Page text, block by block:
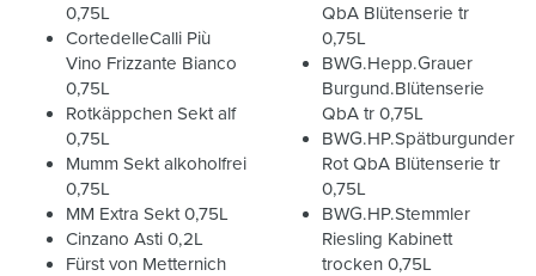
0,75L
CortedelleCalli Più
Vino Frizzante Bianco
0,75L
Rotkäppchen Sekt alf
0,75L
Mumm Sekt alkoholfrei
0,75L
MM Extra Sekt 0,75L
Cinzano Asti 0,2L
Fürst von Metternich
QbA Blütenserie tr
0,75L
BWG.Hepp.Grauer
Burgund.Blütenserie
QbA tr 0,75L
BWG.HP.Spätburgunder
Rot QbA Blütenserie tr
0,75L
BWG.HP.Stemmler
Riesling Kabinett
trocken 0,75L